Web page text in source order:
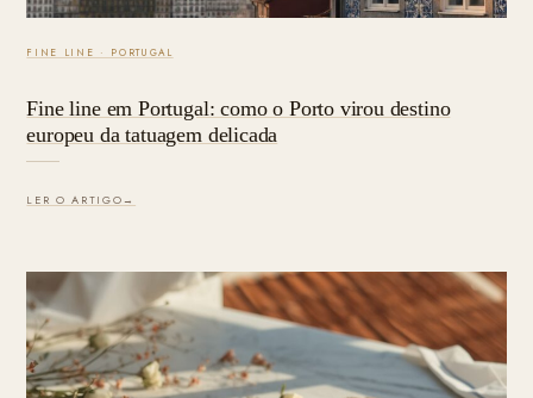
FINE LINE · PORTUGAL
Fine line em Portugal: como o Porto virou destino
europeu da tatuagem delicada
LER O ARTIGO →